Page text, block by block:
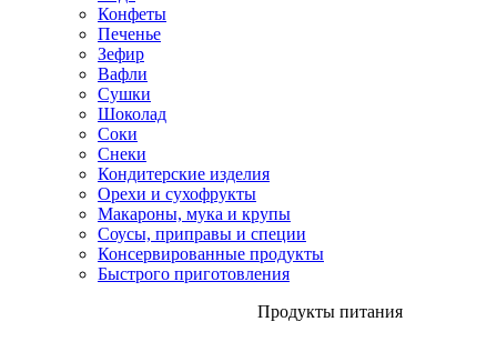
Конфеты
Печенье
Зефир
Вафли
Сушки
Шоколад
Соки
Снеки
Кондитерские изделия
Орехи и сухофрукты
Макароны, мука и крупы
Соусы, приправы и специи
Консервированные продукты
Быстрого приготовления
Продукты питания